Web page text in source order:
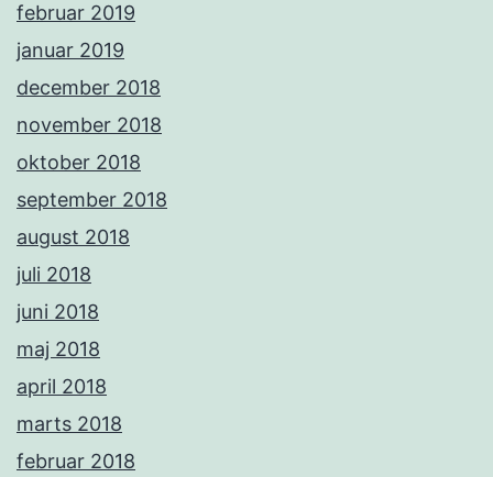
februar 2019
januar 2019
december 2018
november 2018
oktober 2018
september 2018
august 2018
juli 2018
juni 2018
maj 2018
april 2018
marts 2018
februar 2018